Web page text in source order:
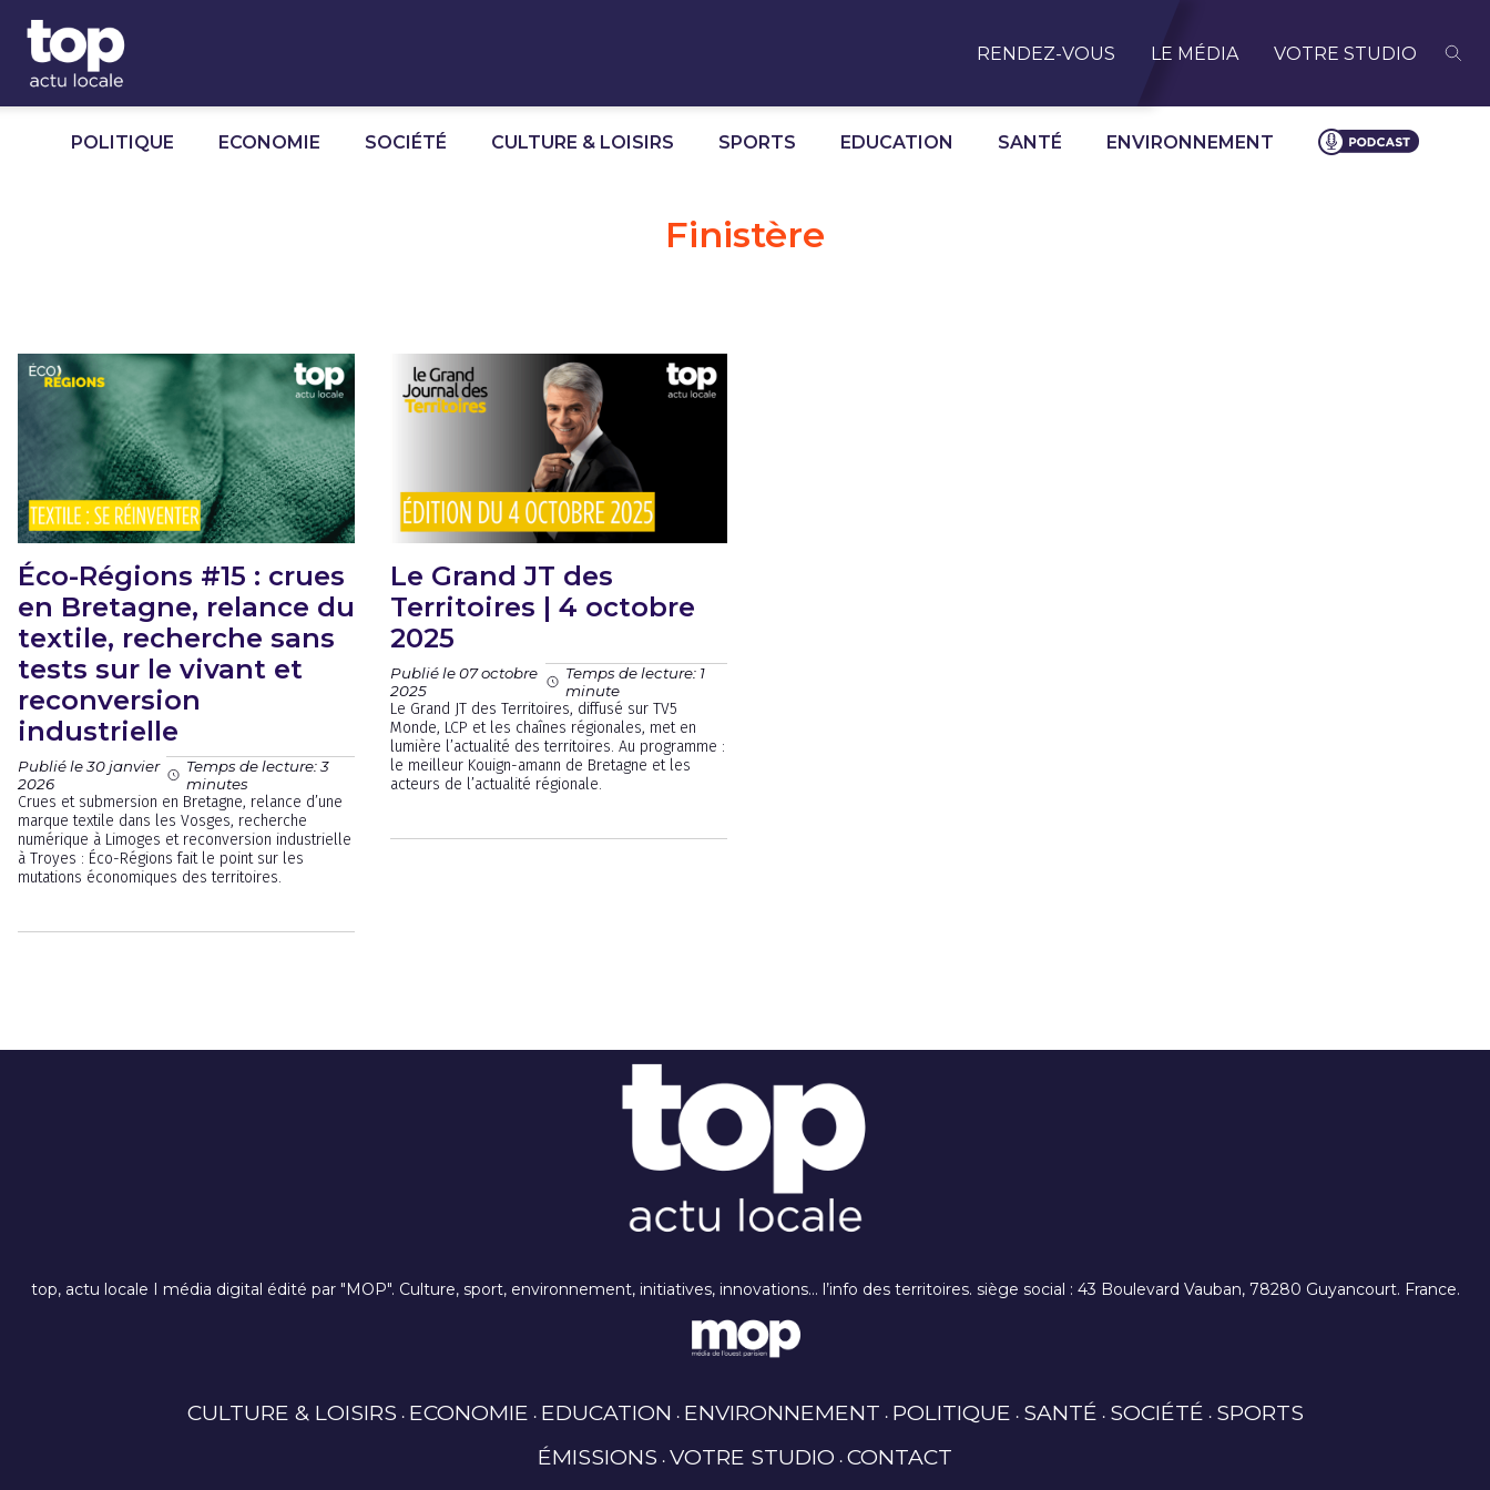
RENDEZ-VOUS LE MÉDIA VOTRE STUDIO
POLITIQUE ECONOMIE SOCIÉTÉ CULTURE & LOISIRS SPORTS EDUCATION SANTÉ ENVIRONNEMENT
Finistère
Éco-Régions #15 : crues
en Bretagne, relance du
textile, recherche sans
tests sur le vivant et
reconversion
industrielle
Publié le 30 janvier
2026
Temps de lecture: 3
minutes
Crues et submersion en Bretagne, relance d’une
marque textile dans les Vosges, recherche
numérique à Limoges et reconversion industrielle
à Troyes : Éco-Régions fait le point sur les
mutations économiques des territoires.
Le Grand JT des
Territoires | 4 octobre
2025
Publié le 07 octobre
2025
Temps de lecture: 1
minute
Le Grand JT des Territoires, diffusé sur TV5
Monde, LCP et les chaînes régionales, met en
lumière l’actualité des territoires. Au programme :
le meilleur Kouign-amann de Bretagne et les
acteurs de l’actualité régionale.
top, actu locale I média digital édité par "MOP". Culture, sport, environnement, initiatives, innovations… l’info des territoires. siège social : 43 Boulevard Vauban, 78280 Guyancourt. France.
CULTURE & LOISIRS ECONOMIE EDUCATION ENVIRONNEMENT POLITIQUE SANTÉ SOCIÉTÉ SPORTS
ÉMISSIONS VOTRE STUDIO CONTACT